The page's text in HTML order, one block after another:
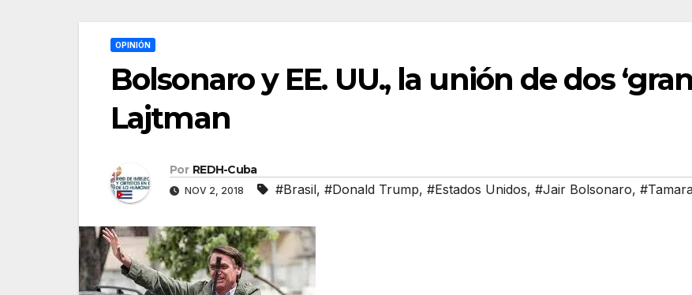
OPINIÓN
Bolsonaro y EE. UU., la unión de dos
Lajtman
Por REDH-Cuba
NOV 2, 2018 #Brasil, #Donald Trump, #Estados Unidos, #Jair Bolsonaro,